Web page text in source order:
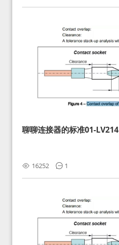
聊聊连接器的标准01-LV214
16252 1